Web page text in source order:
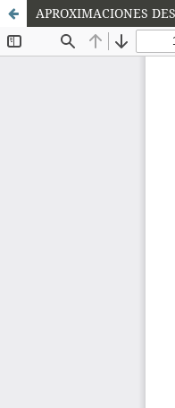
APROXIMACIONES